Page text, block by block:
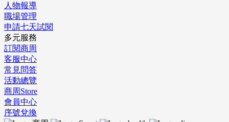
人物報導
職場管理
申請七天試閱
多元服務
訂閱商周
客服中心
常見問答
活動總覽
商周Store
會員中心
序號兌換